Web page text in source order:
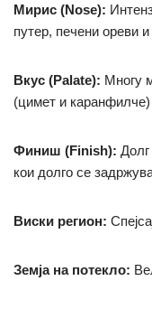
Мирис (Nose):
путер, печени ореви и
Вкус (Palate): Многу
(цимет и каранфилче)
Финиш (Finish):
кои долго се
Виски регион:
Земја на потекло: